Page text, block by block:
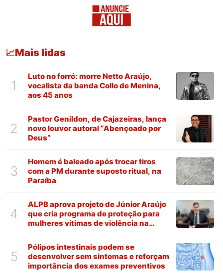
📈Mais lidas
1
Luto no forró: morre Netto Araújo,
vocalista da banda Collo de Menina,
aos 45 anos
2
Pastor Genildon, de Cajazeiras, lança
novo louvor autoral “Abençoado por
Deus”
3
Homem é baleado após trocar tiros
com a PM durante suposto ritual, na
Paraíba
4
ALPB aprova projeto de Júnior Araújo
que cria programa de proteção para
mulheres vítimas de violência na
5
Pólipos intestinais podem se
desenvolver sem sintomas e reforçam
importância dos exames preventivos